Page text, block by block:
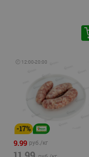
🕘 12:00-20:00
-17%
9.99 руб./кг